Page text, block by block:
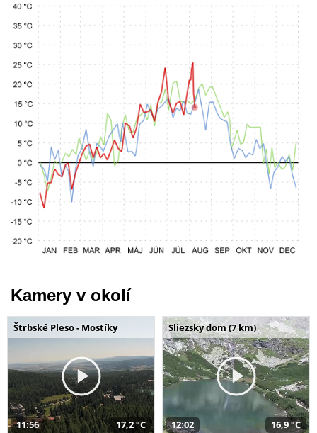
Kamery v okolí
Štrbské Pleso - Mostíky
11:56 17,2 °C
Sliezsky dom (7 km)
12:02 16,9 °C